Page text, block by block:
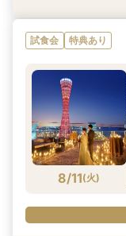
8/10(月)
8/10(月)
8/10(月)
8/10(月)
試食会 特典あり
8/11(火)